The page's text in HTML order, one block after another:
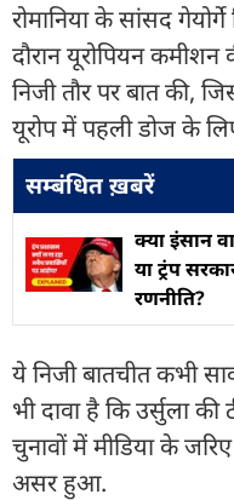
रोमानिया के सांसद
दौरान यूरोपियन
निजी तौर पर बात की,
यूरोप में पहली डोज के
सम्बंधित ख़बरें
क्या इंसान
या ट्रंप
रणनीति?
ये निजी बातचीत कभी
भी दावा है कि उर्सुला की
चुनावों में मीडिया के
असर हुआ.